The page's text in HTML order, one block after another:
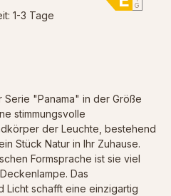
G
1-3 Tage
"Panama" in der Größe
stimmungsvolle
der Leuchte, bestehend
Stück Natur in Ihr Zuhause.
Formsprache ist sie viel
Das
Licht schafft eine einzigartig